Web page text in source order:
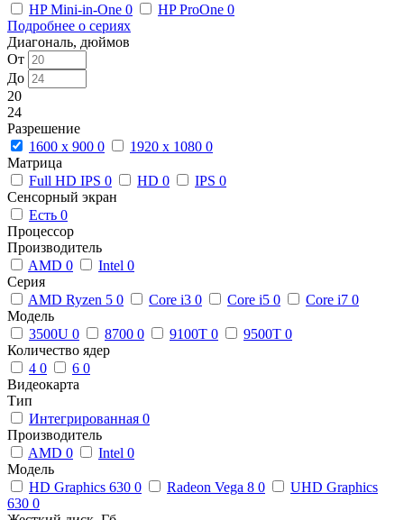
HP Mini-in-One 0 HP ProOne 0
Подробнее о сериях
Диагональ, дюймов
От
До
20
24
Разрешение
1600 x 900 0 1920 x 1080 0
Матрица
Full HD IPS 0 HD 0 IPS 0
Сенсорный экран
Есть 0
Процессор
Производитель
AMD 0 Intel 0
Серия
AMD Ryzen 5 0 Core i3 0 Core i5 0 Core i7 0
Модель
3500U 0 8700 0 9100T 0 9500T 0
Количество ядер
4 0 6 0
Видеокарта
Тип
Интегрированная 0
Производитель
AMD 0 Intel 0
Модель
HD Graphics 630 0 Radeon Vega 8 0
UHD Graphics
630 0